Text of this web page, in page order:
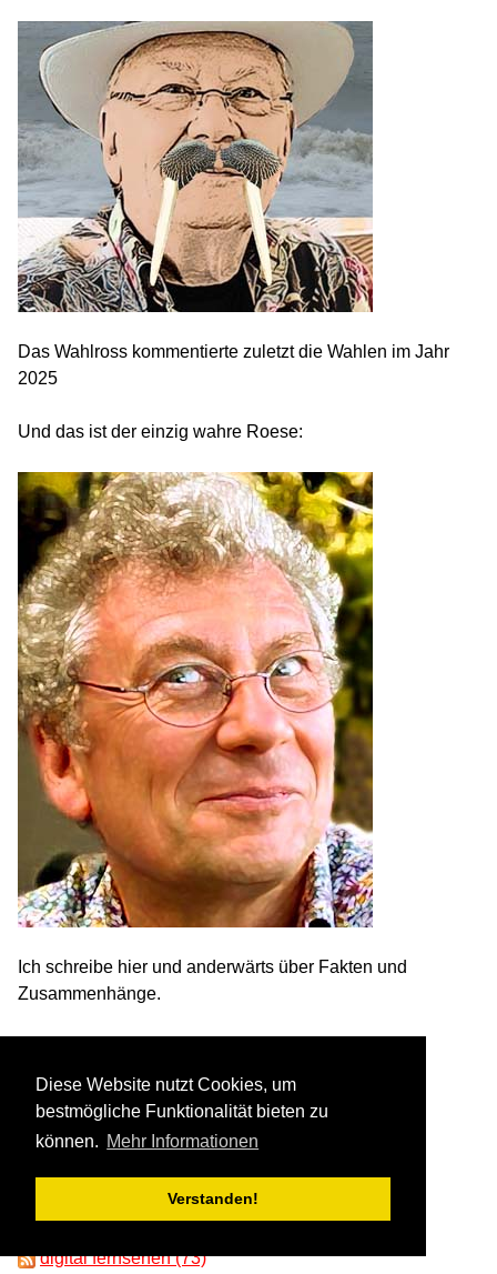
Diese Website nutzt Cookies, um
bestmögliche Funktionalität bieten zu
können. Mehr Informationen
Verstanden!
Das Wahlross kommentierte zuletzt die Wahlen im Jahr
2025
Und das ist der einzig wahre Roese:
Ich schreibe hier und anderwärts über Fakten und
Zusammenhänge.
Kategorien
anders denken (27)
demokratie (400)
digital fernsehen (73)